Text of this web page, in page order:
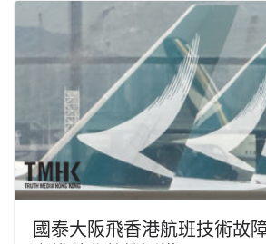
國泰大阪飛香港航班技術故